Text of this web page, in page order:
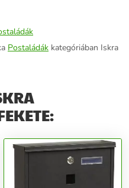
Postaládák kategóriában Iskra